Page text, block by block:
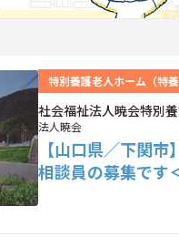
特別養護老人ホーム（特養
社会福祉法人暁会特別
法人暁会
【山口県／下関
相談員の募集です